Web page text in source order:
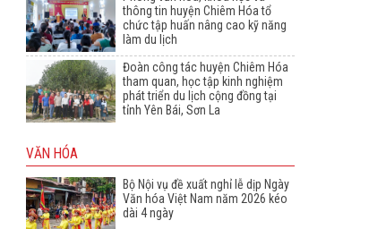
thông tin huyện Chiêm Hóa tổ
chức tập huấn nâng cao kỹ năng
làm du lịch
Đoàn công tác huyện Chiêm Hóa
tham quan, học tập kinh nghiệm
phát triển du lịch cộng đồng tại
tỉnh Yên Bái, Sơn La
VĂN HÓA
Bộ Nội vụ đề xuất nghỉ lễ dịp Ngày
Văn hóa Việt Nam năm 2026 kéo
dài 4 ngày